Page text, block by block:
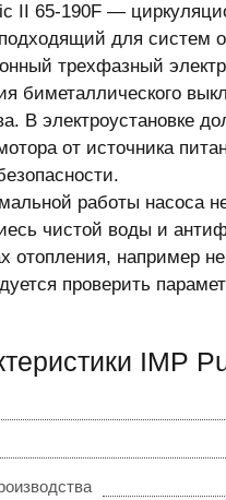
II 65-190F —
для систем
трехфазный
биметаллического
В электроустановке
от источника
работы насоса
чистой воды и
отопления, например
проверить
IMP